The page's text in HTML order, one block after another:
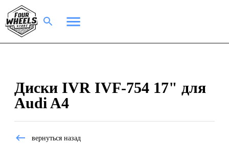
Диски IVR IVF-754 17" для
Audi A4
вернуться назад